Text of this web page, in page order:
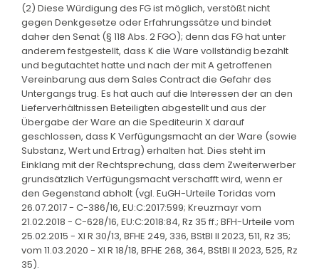
(2) Diese Würdigung des FG ist möglich, verstößt nicht
gegen Denkgesetze oder Erfahrungssätze und bindet
daher den Senat (§ 118 Abs. 2 FGO); denn das FG hat unter
anderem festgestellt, dass K die Ware vollständig bezahlt
und begutachtet hatte und nach der mit A getroffenen
Vereinbarung aus dem Sales Contract die Gefahr des
Untergangs trug. Es hat auch auf die Interessen der an den
Lieferverhältnissen Beteiligten abgestellt und aus der
Übergabe der Ware an die Spediteurin X darauf
geschlossen, dass K Verfügungsmacht an der Ware (sowie
Substanz, Wert und Ertrag) erhalten hat. Dies steht im
Einklang mit der Rechtsprechung, dass dem Zweiterwerber
grundsätzlich Verfügungsmacht verschafft wird, wenn er
den Gegenstand abholt (vgl. EuGH-Urteile Toridas vom
26.07.2017 - C-386/16, EU:C:2017:599; Kreuzmayr vom
21.02.2018 - C-628/16, EU:C:2018:84, Rz 35 ff.; BFH-Urteile vom
25.02.2015 - XI R 30/13, BFHE 249, 336, BStBl II 2023, 511, Rz 35;
vom 11.03.2020 - XI R 18/18, BFHE 268, 364, BStBl II 2023, 525, Rz
35).